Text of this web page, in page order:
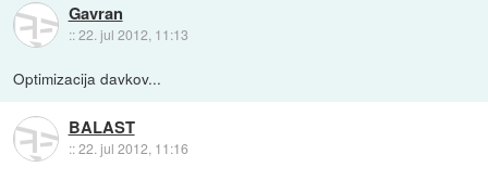
Gavran
::22. jul 2012, 11:13
Optimizacija davkov...
BALAST
::22. jul 2012, 11:16